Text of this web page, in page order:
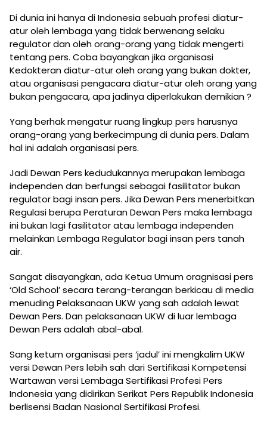
Di dunia ini hanya di Indonesia sebuah profesi diatur-
atur oleh lembaga yang tidak berwenang selaku
regulator dan oleh orang-orang yang tidak mengerti
tentang pers. Coba bayangkan jika organisasi
Kedokteran diatur-atur oleh orang yang bukan dokter,
atau organisasi pengacara diatur-atur oleh orang yang
bukan pengacara, apa jadinya diperlakukan demikian ?
Yang berhak mengatur ruang lingkup pers harusnya
orang-orang yang berkecimpung di dunia pers. Dalam
hal ini adalah organisasi pers.
Jadi Dewan Pers kedudukannya merupakan lembaga
independen dan berfungsi sebagai fasilitator bukan
regulator bagi insan pers. Jika Dewan Pers menerbitkan
Regulasi berupa Peraturan Dewan Pers maka lembaga
ini bukan lagi fasilitator atau lembaga independen
melainkan Lembaga Regulator bagi insan pers tanah
air.
Sangat disayangkan, ada Ketua Umum oragnisasi pers
‘Old School’ secara terang-terangan berkicau di media
menuding Pelaksanaan UKW yang sah adalah lewat
Dewan Pers. Dan pelaksanaan UKW di luar lembaga
Dewan Pers adalah abal-abal.
Sang ketum organisasi pers ‘jadul’ ini mengkalim UKW
versi Dewan Pers lebih sah dari Sertifikasi Kompetensi
Wartawan versi Lembaga Sertifikasi Profesi Pers
Indonesia yang didirikan Serikat Pers Republik Indonesia
berlisensi Badan Nasional Sertifikasi Profesi.